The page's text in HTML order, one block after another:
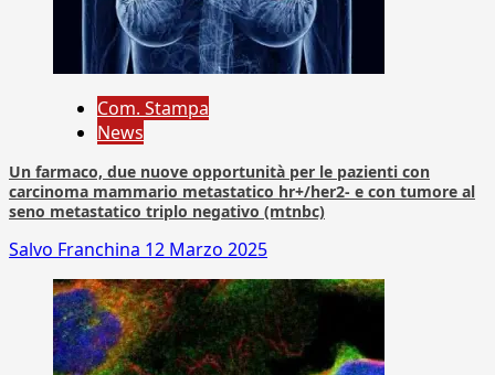
Com. Stampa
News
Un farmaco, due nuove opportunità per le pazienti con
carcinoma mammario metastatico hr+/her2- e con tumore al
seno metastatico triplo negativo (mtnbc)
Salvo Franchina 12 Marzo 2025